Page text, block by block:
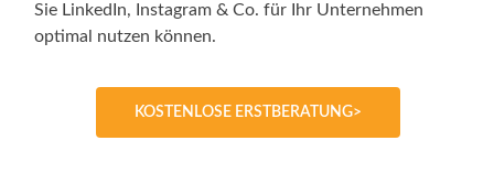
Sie LinkedIn, Instagram & Co. für Ihr Unternehmen
optimal nutzen können.
KOSTENLOSE ERSTBERATUNG>